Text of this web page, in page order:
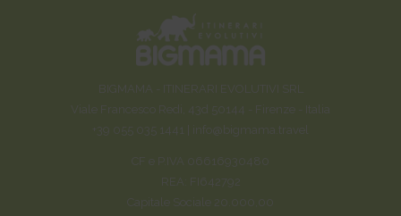
BIGMAMA - ITINERARI EVOLUTIVI SRL
Viale Francesco Redi, 43d 50144 - Firenze - Italia
+39 055 035 1441 |
info@bigmama.travel
CF e P.IVA 06616930480
REA: FI642792
Capitale Sociale 20.000,00